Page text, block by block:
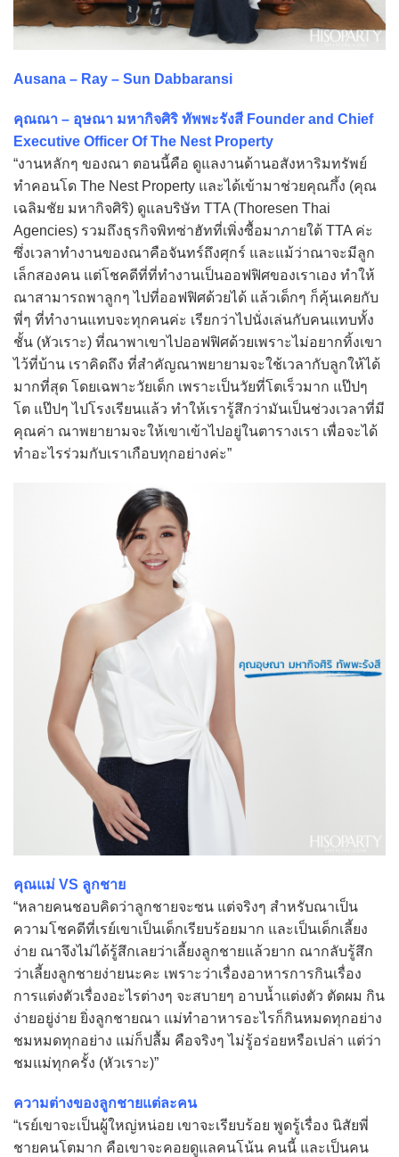
Ausana – Ray – Sun Dabbaransi
คุณณา – อุษณา มหากิจศิริ ทัพพะรังสี Founder and Chief
Executive Officer Of The Nest Property
“งานหลักๆ ของณา ตอนนี้คือ ดูแลงานด้านอสังหาริมทรัพย์
ทำคอนโด The Nest Property และได้เข้ามาช่วยคุณกึ้ง (คุณ
เฉลิมชัย มหากิจศิริ) ดูแลบริษัท TTA (Thoresen Thai
Agencies) รวมถึงธุรกิจพิทซ่าฮัทที่เพิ่งซื้อมาภายใต้ TTA ค่ะ
ซึ่งเวลาทำงานของณาคือจันทร์ถึงศุกร์ และแม้ว่าณาจะมีลูก
เล็กสองคน แต่โชคดีที่ที่ทำงานเป็นออฟฟิศของเราเอง ทำให้
ณาสามารถพาลูกๆ ไปที่ออฟฟิศด้วยได้ แล้วเด็กๆ ก็คุ้นเคยกับ
พี่ๆ ที่ทำงานแทบจะทุกคนค่ะ เรียกว่าไปนั่งเล่นกับคนแทบทั้ง
ชั้น (หัวเราะ) ที่ณาพาเขาไปออฟฟิศด้วยเพราะไม่อยากทิ้งเขา
ไว้ที่บ้าน เราคิดถึง ที่สำคัญณาพยายามจะใช้เวลากับลูกให้ได้
มากที่สุด โดยเฉพาะวัยเด็ก เพราะเป็นวัยที่โตเร็วมาก แป๊ปๆ
โต แป๊ปๆ ไปโรงเรียนแล้ว ทำให้เรารู้สึกว่ามันเป็นช่วงเวลาที่มี
คุณค่า ณาพยายามจะให้เขาเข้าไปอยู่ในตารางเรา เพื่อจะได้
ทำอะไรร่วมกับเราเกือบทุกอย่างค่ะ”
คุณแม่ VS ลูกชาย
“หลายคนชอบคิดว่าลูกชายจะซน แต่จริงๆ สำหรับณาเป็น
ความโชคดีที่เรย์เขาเป็นเด็กเรียบร้อยมาก และเป็นเด็กเลี้ยง
ง่าย ณาจึงไม่ได้รู้สึกเลยว่าเลี้ยงลูกชายแล้วยาก ณากลับรู้สึก
ว่าเลี้ยงลูกชายง่ายนะคะ เพราะว่าเรื่องอาหารการกินเรื่อง
การแต่งตัวเรื่องอะไรต่างๆ จะสบายๆ อาบน้ำแต่งตัว ตัดผม กิน
ง่ายอยู่ง่าย ยิ่งลูกชายณา แม่ทำอาหารอะไรก็กินหมดทุกอย่าง
ชมหมดทุกอย่าง แม่ก็ปลื้ม คือจริงๆ ไม่รู้อร่อยหรือเปล่า แต่ว่า
ชมแม่ทุกครั้ง (หัวเราะ)”
ความต่างของลูกชายแต่ละคน
“เรย์เขาจะเป็นผู้ใหญ่หน่อย เขาจะเรียบร้อย พูดรู้เรื่อง นิสัยพี่
ชายคนโตมาก คือเขาจะคอยดูแลคนโน้น คนนี้ และเป็นคน